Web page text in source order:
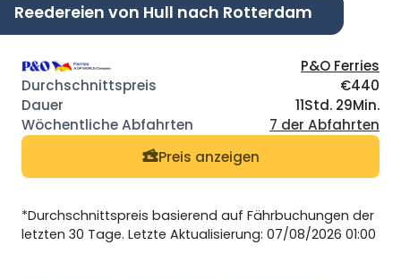
Reedereien von Hull nach Rotterdam
P&O Ferries
€440
11Std. 29Min.
7 der Abfahrten
Preis anzeigen
*Durchschnittspreis basierend auf Fährbuchungen der
letzten 30 Tage. Letzte Aktualisierung: 07/08/2026 01:00